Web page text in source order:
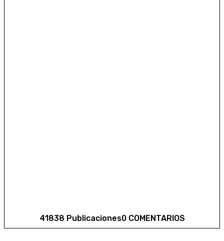
41838 Publicaciones0 COMENTARIOS